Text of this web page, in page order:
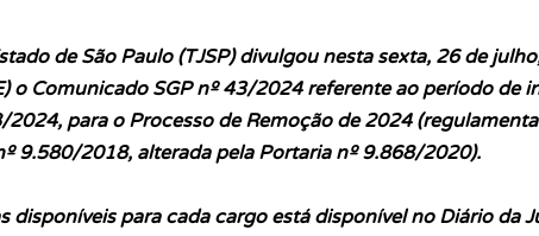
de São Paulo (TJSP) divulgou nesta sexta, 26 de
o Comunicado SGP nº 43/2024 referente ao período de
para o Processo de Remoção de 2024
9.580/2018, alterada pela Portaria nº 9.868/2020).
disponíveis para cada cargo está disponível no Diário da